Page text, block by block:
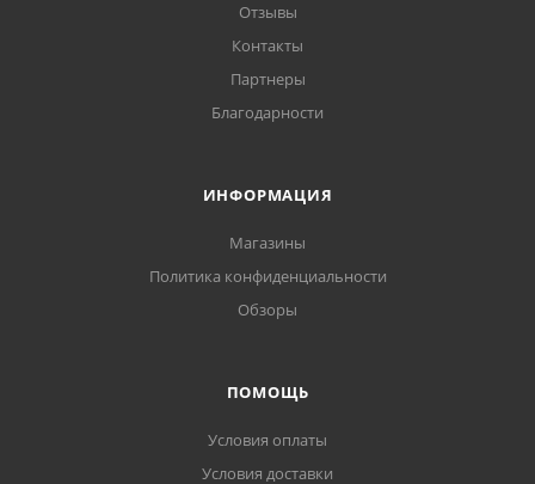
Отзывы
Контакты
Партнеры
Благодарности
ИНФОРМАЦИЯ
Магазины
Политика конфиденциальности
Обзоры
ПОМОЩЬ
Условия оплаты
Условия доставки